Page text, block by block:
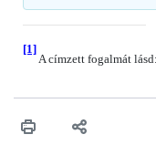
[1]
A címzett fogalmát